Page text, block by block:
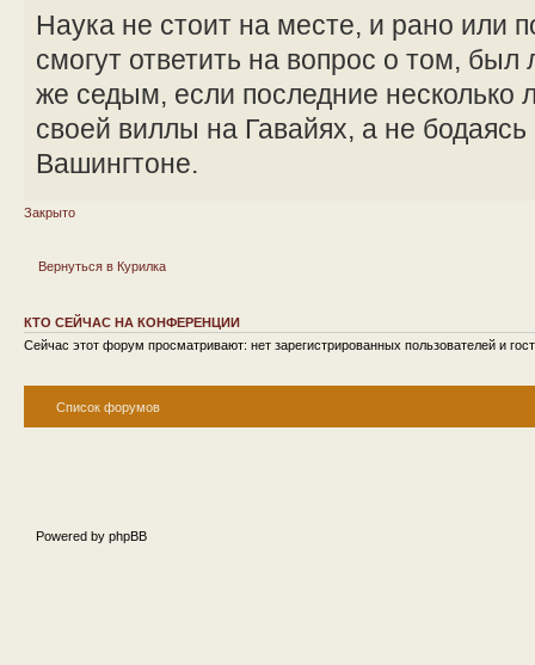
Наука не стоит на месте, и рано или
смогут ответить на вопрос о том,
же седым, если последние несколько
своей виллы на Гавайях, а не
Вашингтоне.
Закрыто
Вернуться в Курилка
КТО СЕЙЧАС НА КОНФЕРЕНЦИИ
Сейчас этот форум просматривают: нет зарегистрированных пользователей и
Список форумов
Powered by phpBB